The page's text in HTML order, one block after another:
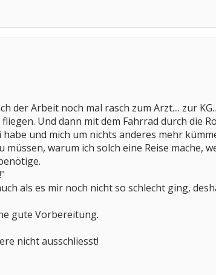
der Arbeit noch mal rasch zum Arzt.... zur
Und dann mit dem Fahrrad durch die
und mich um nichts anderes mehr
warum ich solch eine Reise mache,
als es mir noch nicht so schlecht ging,
gute Vorbereitung.
nicht ausschliesst!